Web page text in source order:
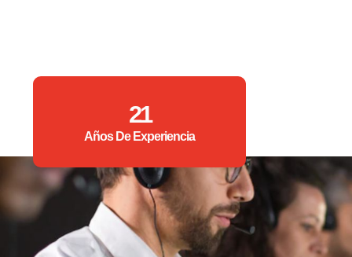
21
Años De Experiencia